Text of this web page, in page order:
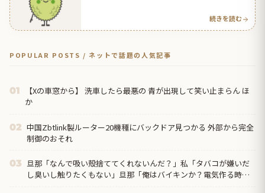
続きを読む
POPULAR POSTS / ネットで話題の人気記事
01
【Xの車窓から】 洗車したら最悪の 青が出現して笑い止まらん ほ
か
02 中国Zbtlink製ルーター20機種にバックドア見つかる 外部から完全
制御のおそれ
03 旦那「なんで吸い殻捨ててくれないんだ？」私「タバコが嫌いだ
し臭いし触りたくもない」旦那「俺はバイキンか？電気作る時に